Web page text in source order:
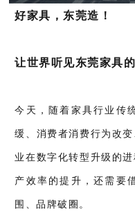
好家具，东莞造！
让世界听见东莞家具的
今天，随着家具行业传
缓、消费者消费行为改
业在数字化转型升级的
产效率的提升，还需要
围、品牌破圈。